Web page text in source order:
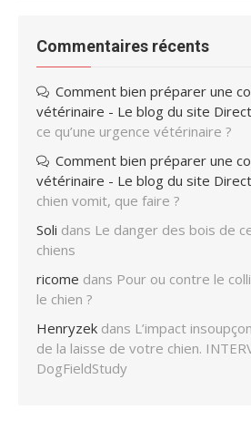
Commentaires récents
Comment bien préparer une
vétérinaire - Le blog du site
ce qu’une urgence vétérinaire ?
Comment bien préparer une
vétérinaire - Le blog du site
chien vomit, que faire ?
Soli dans Le danger des bois de
chiens
ricome dans Pour ou contre le
le chien ?
Henryzek dans L’impact
de la laisse de votre chien.
DogFieldStudy